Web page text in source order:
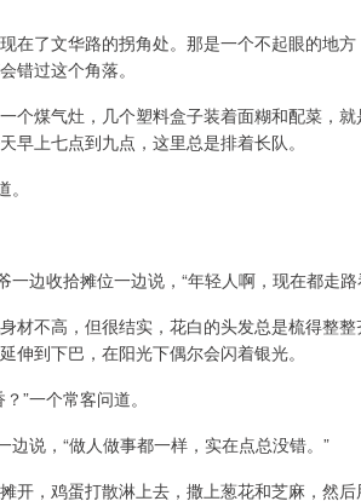
在了文华路的拐角处。那是一个不起眼的地
错过这个角落。
个煤气灶，几个塑料盒子装着面糊和配菜，
早上七点到九点，这里总是排着长队。
一边收拾摊位一边说，“年轻人啊，现在都走
材不高，但很结实，花白的头发总是梳得整
伸到下巴，在阳光下偶尔会闪着银光。
”一个常客问道。
边说，“做人做事都一样，实在点总没错。”
开，鸡蛋打散淋上去，撒上葱花和芝麻，然